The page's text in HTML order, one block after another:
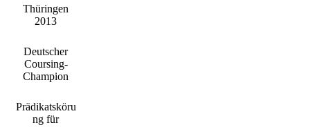
Thüringen
2013
Deutscher
Coursing-
Champion
Prädikatsköru
ng für